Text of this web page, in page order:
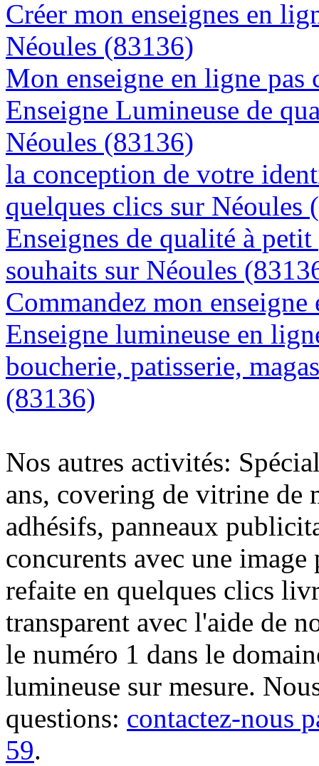
Créer mon enseignes en
Néoules (83136)
Mon enseigne en ligne pas
Enseigne Lumineuse de
Néoules (83136)
la conception de votre
quelques clics sur Néoules
Enseignes de qualité à
souhaits sur Néoules
Commandez mon
Enseigne lumineuse en
boucherie, patisserie,
(83136)
Nos autres activités:
ans, covering de vitrine de
adhésifs, panneaux
concurents avec une
refaite en quelques clics
transparent avec l'aide de
le numéro 1 dans le
lumineuse sur mesure.
questions: contactez-nous
59.